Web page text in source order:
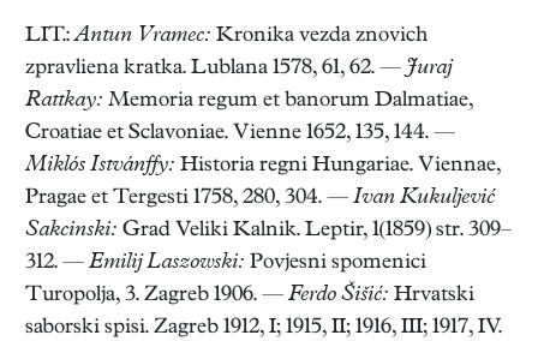
LIT.:Antun Vramec: Kronika vezda znovich
zpravliena kratka. Lublana 1578, 61, 62. — Juraj
Rattkay: Memoria regum et banorum Dalmatiae,
Croatiae et Sclavoniae. Vienne 1652, 135, 144. —
Miklós Istvánffy: Historia regni Hungariae. Viennae,
Pragae et Tergesti 1758, 280, 304. — Ivan Kukuljević
Sakcinski: Grad Veliki Kalnik. Leptir, 1(1859) str. 309–
312. — Emilij Laszowski: Povjesni spomenici
Turopolja, 3. Zagreb 1906. — Ferdo Šišić: Hrvatski
saborski spisi. Zagreb 1912, I; 1915, II; 1916, III; 1917, IV.